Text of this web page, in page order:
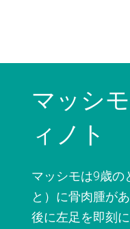
マッシ
ィノト
マッシモは9歳の
と）に骨肉腫が
後に左足を即刻